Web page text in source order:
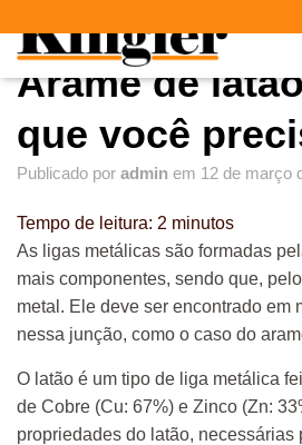
Arame de
que você
Publicado por admin em 12 de março
Tempo de leitura: 2 minutos
As ligas metálicas são formadas
mais componentes, sendo que,
metal. Ele deve ser encontrado em
nessa junção, como o caso do
O latão é um tipo de liga metálica
de Cobre (Cu: 67%) e Zinco (Zn:
propriedades do latão, necessárias